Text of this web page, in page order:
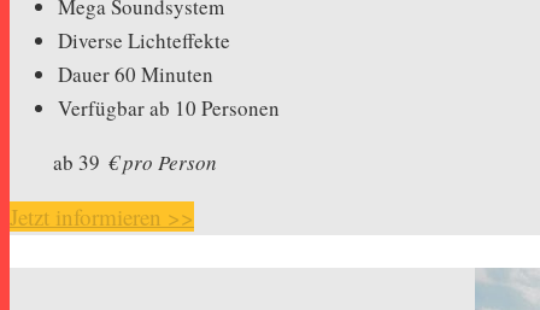
Mega Soundsystem
Diverse Lichteffekte
Dauer 60 Minuten
Verfügbar ab 10 Personen
ab 39 € pro Person
Jetzt informieren >>